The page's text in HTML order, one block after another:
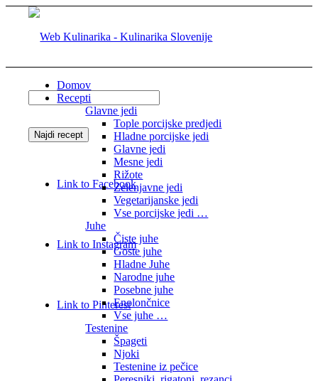
Link to Facebook
Link to Instagram
Link to Pinterest
Domov
Recepti
Glavne jedi
Tople porcijske predjedi
Hladne porcijske jedi
Glavne jedi
Mesne jedi
Rižote
Zelenjavne jedi
Vegetarijanske jedi
Vse porcijske jedi …
Juhe
Čiste juhe
Goste juhe
Hladne Juhe
Narodne juhe
Posebne juhe
Enolončnice
Vse juhe …
Testenine
Špageti
Njoki
Testenine iz pečice